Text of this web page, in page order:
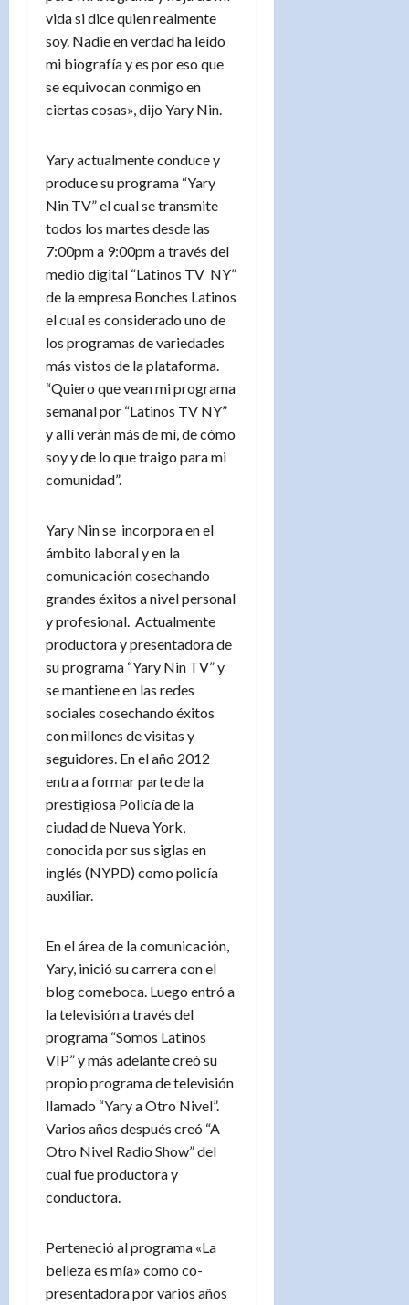
vida si dice quien realmente
soy. Nadie en verdad ha leído
mi biografía y es por eso que
se equivocan conmigo en
ciertas cosas», dijo Yary Nin.
Yary actualmente conduce y
produce su programa “Yary
Nin TV” el cual se transmite
todos los martes desde las
7:00pm a 9:00pm a través del
medio digital “Latinos TV NY”
de la empresa Bonches Latinos
el cual es considerado uno de
los programas de variedades
más vistos de la plataforma.
“Quiero que vean mi programa
semanal por “Latinos TV NY”
y allí verán más de mí, de cómo
soy y de lo que traigo para mi
comunidad”.
Yary Nin se incorpora en el
ámbito laboral y en la
comunicación cosechando
grandes éxitos a nivel personal
y profesional. Actualmente
productora y presentadora de
su programa “Yary Nin TV” y
se mantiene en las redes
sociales cosechando éxitos
con millones de visitas y
seguidores. En el año 2012
entra a formar parte de la
prestigiosa Policía de la
ciudad de Nueva York,
conocida por sus siglas en
inglés (NYPD) como policía
auxiliar.
En el área de la comunicación,
Yary, inició su carrera con el
blog comeboca. Luego entró a
la televisión a través del
programa “Somos Latinos
VIP” y más adelante creó su
propio programa de televisión
llamado “Yary a Otro Nivel”.
Varios años después creó “A
Otro Nivel Radio Show” del
cual fue productora y
conductora.
Perteneció al programa «La
belleza es mía» como co-
presentadora por varios años